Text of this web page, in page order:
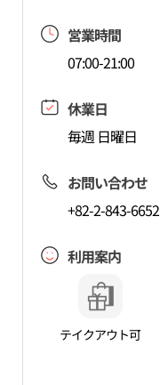
営業時間
07:00-21:00
休業日
毎週 日曜日
お問い合わせ
+82-2-843-6652
利用案内
テイクアウト可